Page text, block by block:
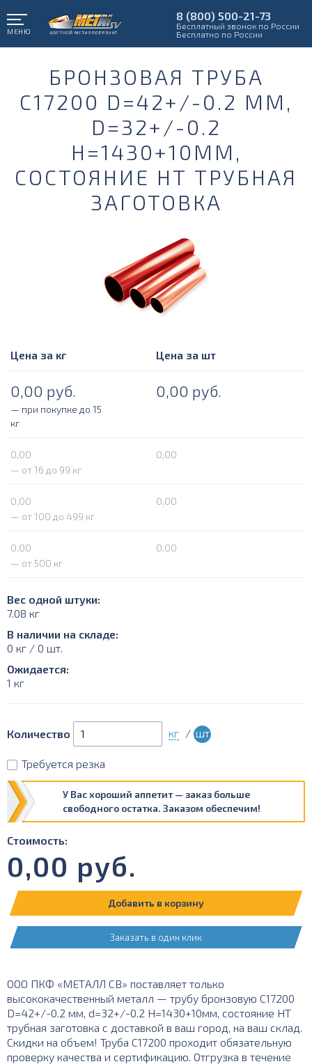
МЕНЮ
8 (800) 500-21-73
Бесплатный звонок по России
Бесплатно по России
БРОНЗОВАЯ ТРУБА
С17200 D=42+/-0.2 ММ,
D=32+/-0.2
Н=1430+10ММ,
СОСТОЯНИЕ НТ ТРУБНАЯ
ЗАГОТОВКА
Цена за кг Цена за шт
0,00 руб. 0,00 руб.
— при покупке до 15
кг
0,00
0,00
— от 16 до 99 кг
0,00
0,00
— от 100 до 499 кг
0,00
0,00
— от 500 кг
Вес одной штуки:
7.08 кг
В наличии на складе:
0 кг / 0 шт.
Ожидается:
1 кг
Количество кг / шт
Требуется резка
У Вас хороший аппетит — заказ больше
свободного остатка. Заказом обеспечим!
Стоимость:
0,00 руб.
Добавить в корзину
Заказать в один клик
ООО ПКФ «МЕТАЛЛ СВ» поставляет только
высококачественный металл — трубу бронзовую С17200
D=42+/-0.2 мм, d=32+/-0.2 Н=1430+10мм, состояние НТ
трубная заготовка с доставкой в ваш город, на ваш склад.
Скидки на объем! Труба С17200 проходит обязательную
проверку качества и сертификацию. Отгрузка в течение